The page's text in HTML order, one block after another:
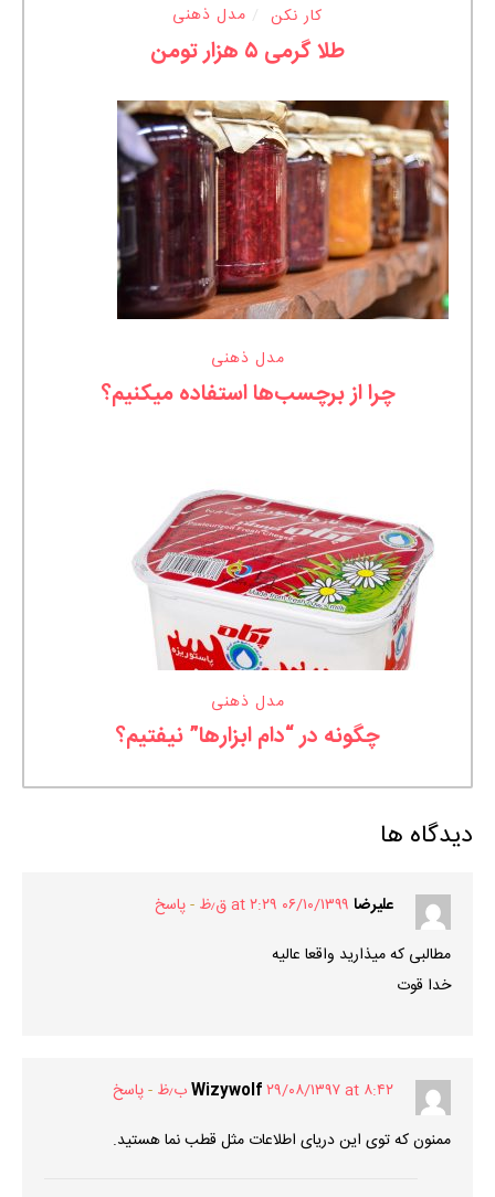
کار نکن مدل ذهنی
طلا گرمی ۵ هزار تومن
مدل ذهنی
چرا از برچسب‌ها استفاده میکنیم؟
مدل ذهنی
چگونه در “دام ابزارها” نیفتیم؟
دیدگاه ها
علیرضا ۰۶/۱۰/۱۳۹۹ at ۲:۲۹ ق٫ظ
پاسخ
مطالبی که میذارید واقعا عالیه
خدا قوت
Wizywolf۲۹/۰۸/۱۳۹۷ at ۸:۴۲ ب٫ظ
پاسخ
ممنون که توی این دریای اطلاعات مثل قطب نما هستید.